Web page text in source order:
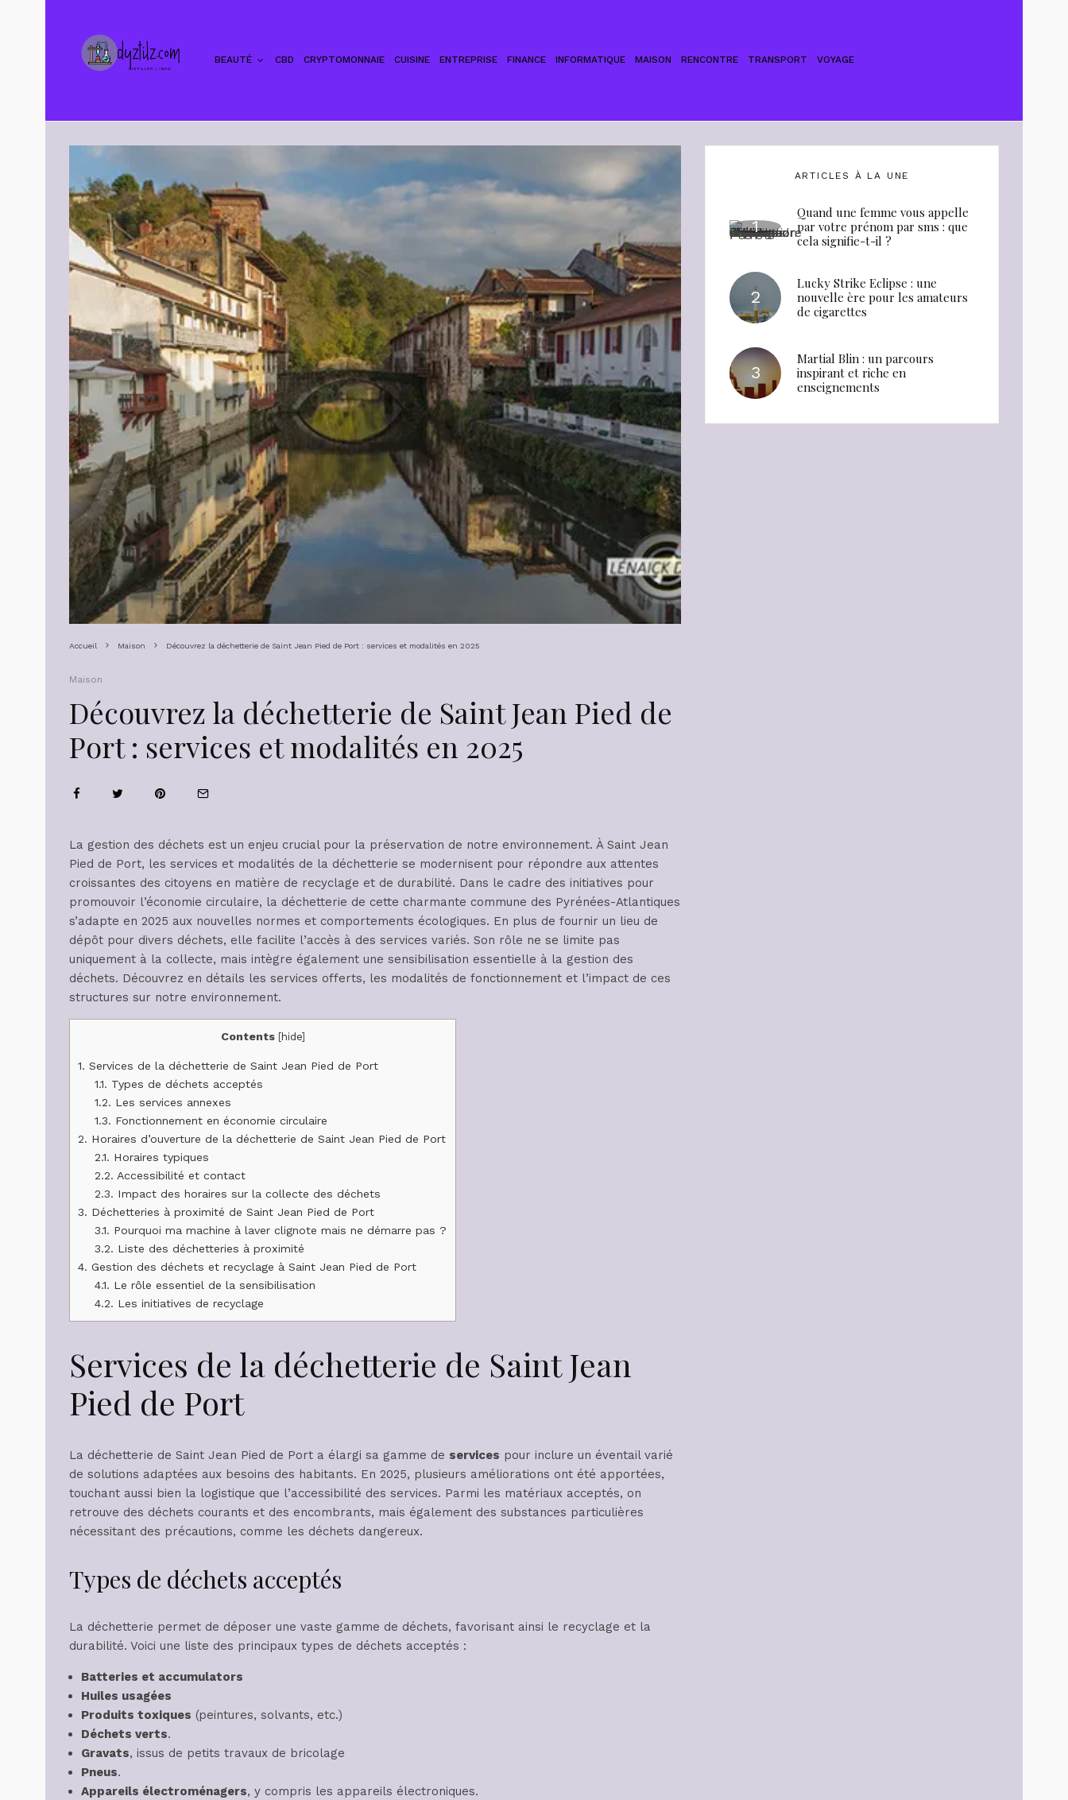
BEAUTÉ CBD CRYPTOMONNAIE CUISINE ENTREPRISE FINANCE INFORMATIQUE MAISON RENCONTRE TRANSPORT VOYAGE
Accueil Maison Découvrez la déchetterie de Saint Jean Pied de Port : services et modalités en 2025
Maison
Découvrez la déchetterie de Saint Jean Pied de
Port : services et modalités en 2025
La gestion des déchets est un enjeu crucial pour la préservation de notre environnement. À Saint Jean
Pied de Port, les services et modalités de la déchetterie se modernisent pour répondre aux attentes
croissantes des citoyens en matière de recyclage et de durabilité. Dans le cadre des initiatives pour
promouvoir l’économie circulaire, la déchetterie de cette charmante commune des Pyrénées-Atlantiques
s’adapte en 2025 aux nouvelles normes et comportements écologiques. En plus de fournir un lieu de
dépôt pour divers déchets, elle facilite l’accès à des services variés. Son rôle ne se limite pas
uniquement à la collecte, mais intègre également une sensibilisation essentielle à la gestion des
déchets. Découvrez en détails les services offerts, les modalités de fonctionnement et l’impact de ces
structures sur notre environnement.
Contents [hide]
1. Services de la déchetterie de Saint Jean Pied de Port
1.1. Types de déchets acceptés
1.2. Les services annexes
1.3. Fonctionnement en économie circulaire
2. Horaires d’ouverture de la déchetterie de Saint Jean Pied de Port
2.1. Horaires typiques
2.2. Accessibilité et contact
2.3. Impact des horaires sur la collecte des déchets
3. Déchetteries à proximité de Saint Jean Pied de Port
3.1. Pourquoi ma machine à laver clignote mais ne démarre pas ?
3.2. Liste des déchetteries à proximité
4. Gestion des déchets et recyclage à Saint Jean Pied de Port
4.1. Le rôle essentiel de la sensibilisation
4.2. Les initiatives de recyclage
Services de la déchetterie de Saint Jean
Pied de Port
La déchetterie de Saint Jean Pied de Port a élargi sa gamme de services pour inclure un éventail varié
de solutions adaptées aux besoins des habitants. En 2025, plusieurs améliorations ont été apportées,
touchant aussi bien la logistique que l’accessibilité des services. Parmi les matériaux acceptés, on
retrouve des déchets courants et des encombrants, mais également des substances particulières
nécessitant des précautions, comme les déchets dangereux.
Types de déchets acceptés
La déchetterie permet de déposer une vaste gamme de déchets, favorisant ainsi le recyclage et la
durabilité. Voici une liste des principaux types de déchets acceptés :
Batteries et accumulators
Huiles usagées
Produits toxiques (peintures, solvants, etc.)
Déchets verts.
Gravats, issus de petits travaux de bricolage
Pneus.
Appareils électroménagers, y compris les appareils électroniques.
ARTICLES À LA UNE
Quand une femme vous appelle
par votre prénom par sms : que
cela signifie-t-il ?
Lucky Strike Eclipse : une
nouvelle ère pour les amateurs
de cigarettes
Martial Blin : un parcours
inspirant et riche en
enseignements